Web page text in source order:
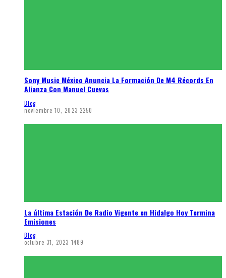
Sony Music México Anuncia La Formación De M4 Récords En
Alianza Con Manuel Cuevas
Blog
noviembre 10, 2023 2250
La última Estación De Radio Vigente en Hidalgo Hoy Termina
Emisiones
Blog
octubre 31, 2023 1489